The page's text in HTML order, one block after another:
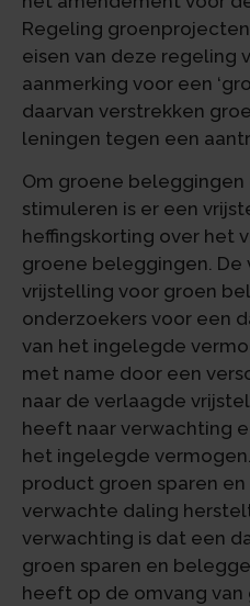
Regeling
eisen van deze regeling
aanmerking voor een
daarvan verstrekken
leningen tegen een
Om groene
stimuleren is er een
heffingskorting over het
groene beleggingen. De
vrijstelling voor groen
onderzoekers voor een
van het ingelegde
met name door een
naar de verlaagde
heeft naar verwachting
het ingelegde
product groen sparen
verwachte daling
verwachting is dat een
groen sparen en
heeft op de omvang van